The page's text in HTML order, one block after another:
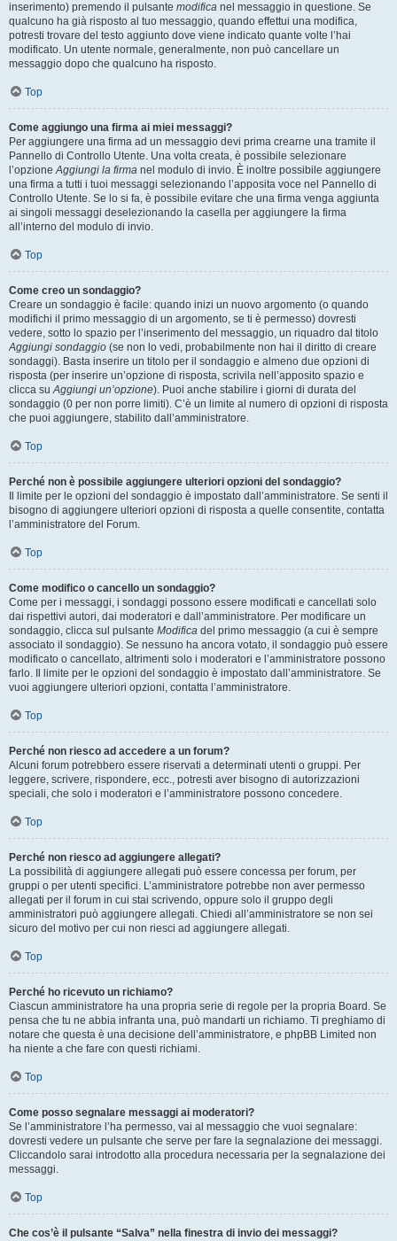
inserimento) premendo il pulsante modifica nel messaggio in questione. Se
qualcuno ha già risposto al tuo messaggio, quando effettui una modifica,
potresti trovare del testo aggiunto dove viene indicato quante volte l’hai
modificato. Un utente normale, generalmente, non può cancellare un
messaggio dopo che qualcuno ha risposto.
Top
Come aggiungo una firma ai miei messaggi?
Per aggiungere una firma ad un messaggio devi prima crearne una tramite il
Pannello di Controllo Utente. Una volta creata, è possibile selezionare
l’opzioneAggiungi la firma nel modulo di invio. È inoltre possibile aggiungere
una firma a tutti i tuoi messaggi selezionando l’apposita voce nel Pannello di
Controllo Utente. Se lo si fa, è possibile evitare che una firma venga aggiunta
ai singoli messaggi deselezionando la casella per aggiungere la firma
all’interno del modulo di invio.
Top
Come creo un sondaggio?
Creare un sondaggio è facile: quando inizi un nuovo argomento (o quando
modifichi il primo messaggio di un argomento, se ti è permesso) dovresti
vedere, sotto lo spazio per l’inserimento del messaggio, un riquadro dal titolo
Aggiungi sondaggio (se non lo vedi, probabilmente non hai il diritto di creare
sondaggi). Basta inserire un titolo per il sondaggio e almeno due opzioni di
risposta (per inserire un’opzione di risposta, scrivila nell’apposito spazio e
clicca suAggiungi un’opzione). Puoi anche stabilire i giorni di durata del
sondaggio (0 per non porre limiti). C’è un limite al numero di opzioni di risposta
che puoi aggiungere, stabilito dall’amministratore.
Top
Perché non è possibile aggiungere ulteriori opzioni del sondaggio?
Il limite per le opzioni del sondaggio è impostato dall’amministratore. Se senti il
bisogno di aggiungere ulteriori opzioni di risposta a quelle consentite, contatta
l’amministratore del Forum.
Top
Come modifico o cancello un sondaggio?
Come per i messaggi, i sondaggi possono essere modificati e cancellati solo
dai rispettivi autori, dai moderatori e dall’amministratore. Per modificare un
sondaggio, clicca sul pulsante Modifica del primo messaggio (a cui è sempre
associato il sondaggio). Se nessuno ha ancora votato, il sondaggio può essere
modificato o cancellato, altrimenti solo i moderatori e l’amministratore possono
farlo. Il limite per le opzioni del sondaggio è impostato dall’amministratore. Se
vuoi aggiungere ulteriori opzioni, contatta l’amministratore.
Top
Perché non riesco ad accedere a un forum?
Alcuni forum potrebbero essere riservati a determinati utenti o gruppi. Per
leggere, scrivere, rispondere, ecc., potresti aver bisogno di autorizzazioni
speciali, che solo i moderatori e l’amministratore possono concedere.
Top
Perché non riesco ad aggiungere allegati?
La possibilità di aggiungere allegati può essere concessa per forum, per
gruppi o per utenti specifici. L’amministratore potrebbe non aver permesso
allegati per il forum in cui stai scrivendo, oppure solo il gruppo degli
amministratori può aggiungere allegati. Chiedi all’amministratore se non sei
sicuro del motivo per cui non riesci ad aggiungere allegati.
Top
Perché ho ricevuto un richiamo?
Ciascun amministratore ha una propria serie di regole per la propria Board. Se
pensa che tu ne abbia infranta una, può mandarti un richiamo. Ti preghiamo di
notare che questa è una decisione dell’amministratore, e phpBB Limited non
ha niente a che fare con questi richiami.
Top
Come posso segnalare messaggi ai moderatori?
Se l’amministratore l’ha permesso, vai al messaggio che vuoi segnalare:
dovresti vedere un pulsante che serve per fare la segnalazione dei messaggi.
Cliccandolo sarai introdotto alla procedura necessaria per la segnalazione dei
messaggi.
Top
Che cos’è il pulsante “Salva” nella finestra di invio dei messaggi?